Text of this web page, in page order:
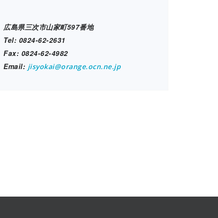
広島県三次市山家町597番地
Tel: 0824-62-2631
Fax: 0824-62-4982
Email: jisyokai@orange.ocn.ne.jp